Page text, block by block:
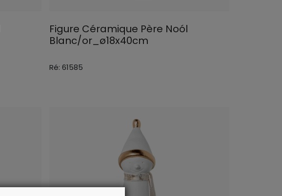
Figure Céramique Père Noól
Blanc/or_ø18x40cm
Ré: 61585